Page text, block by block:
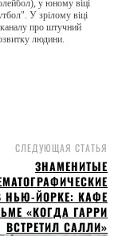
у юному віці
У зрілому віці
про штучний
людини.
СЛЕДУЮЩАЯ СТАТЬЯ
ЗНАМЕНИТЫЕ
НЬЮ-ЙОРКЕ: КАФЕ
«КОГДА ГАРРИ
ВСТРЕТИЛ САЛЛИ»